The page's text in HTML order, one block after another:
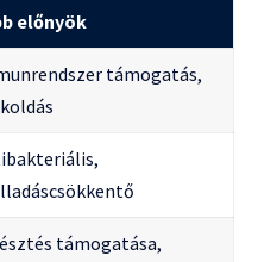
előnyök
támogatás,
támogatása,